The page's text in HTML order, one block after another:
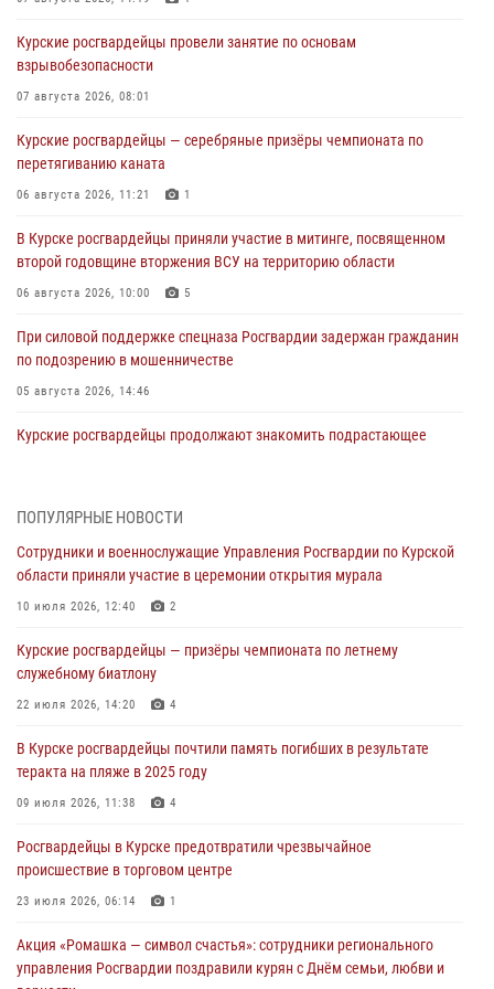
Курские росгвардейцы провели занятие по основам
взрывобезопасности
07 августа 2026, 08:01
Курские росгвардейцы — серебряные призёры чемпионата по
перетягиванию каната
06 августа 2026, 11:21 1
В Курске росгвардейцы приняли участие в митинге, посвященном
второй годовщине вторжения ВСУ на территорию области
06 августа 2026, 10:00 5
При силовой поддержке спецназа Росгвардии задержан гражданин
по подозрению в мошенничестве
05 августа 2026, 14:46
Курские росгвардейцы продолжают знакомить подрастающее
оздоровительных лагерях
05 августа 2026, 09:51
сбыта крупной партии наркотиков
04 августа 2026, 12:52
85 владельцев оружия
04 августа 2026, 07:00
297 выездов по сигналу «тревога»
03 августа 2026, 09:46
ПОПУЛЯРНЫЕ НОВОСТИ
Сотрудники и военнослужащие Управления Росгвардии по Курской
области приняли участие в церемонии открытия мурала
10 июля 2026, 12:40 2
Курские росгвардейцы — призёры чемпионата по летнему
служебному биатлону
22 июля 2026, 14:20 4
В Курске росгвардейцы почтили память погибших в результате
теракта на пляже в 2025 году
09 июля 2026, 11:38 4
Росгвардейцы в Курске предотвратили чрезвычайное
происшествие в торговом центре
23 июля 2026, 06:14 1
Акция «Ромашка — символ счастья»: сотрудники регионального
управления Росгвардии поздравили курян с Днём семьи, любви и